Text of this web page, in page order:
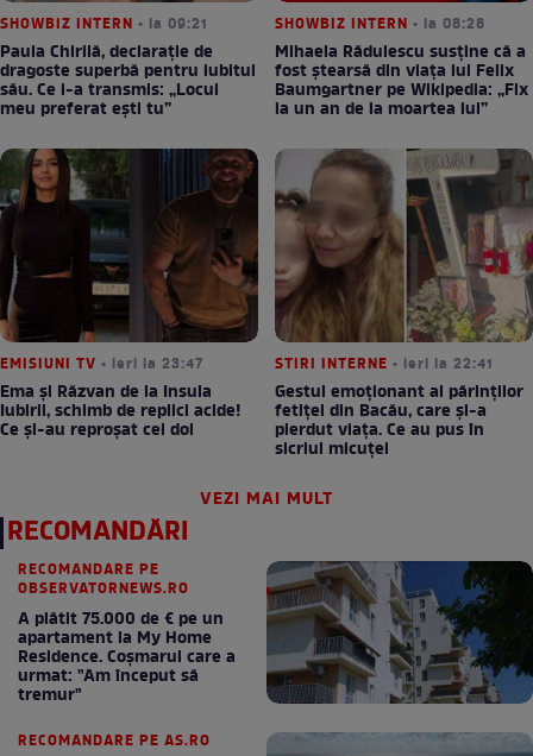
SHOWBIZ INTERN • la 09:21
Paula Chirilă, declarație de
dragoste superbă pentru iubitul
său. Ce i-a transmis: „Locul
meu preferat ești tu”
SHOWBIZ INTERN • la 08:28
Mihaela Rădulescu susține că a
fost ștearsă din viața lui Felix
Baumgartner pe Wikipedia: „Fix
la un an de la moartea lui”
EMISIUNI TV • ieri la 23:47
Ema și Răzvan de la Insula
Iubirii, schimb de replici acide!
Ce și-au reproșat cei doi
STIRI INTERNE • ieri la 22:41
Gestul emoționant al părinților
fetiței din Bacău, care și-a
pierdut viața. Ce au pus în
sicriul micuței
VEZI MAI MULT
RECOMANDĂRI
RECOMANDARE PE
OBSERVATORNEWS.RO
A plătit 75.000 de € pe un
apartament la My Home
Residence. Coşmarul care a
urmat: "Am început să
tremur"
RECOMANDARE PE AS.RO